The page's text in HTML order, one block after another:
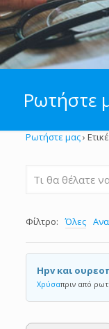
Ρωτήστε
Ρωτήστε μας›
Φίλτρο: Όλες
Hpv και
Χρύσαπριν από